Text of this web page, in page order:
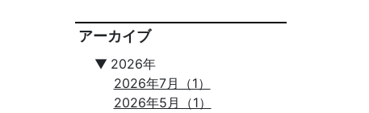
アーカイブ
▼ 2026年
2026年7月（1）
2026年5月（1）